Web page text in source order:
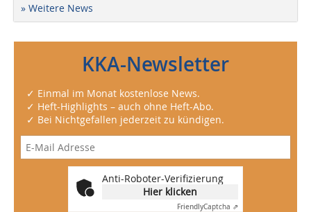
» Weitere News
KKA-Newsletter
✓ Einmal im Monat kostenlose News.
✓ Heft-Highlights – auch ohne Heft-Abo.
✓ Bei Nichtgefallen jederzeit zu kündigen.
Anti-Roboter-Verifizierung
Hier klicken
FriendlyCaptcha ⇗